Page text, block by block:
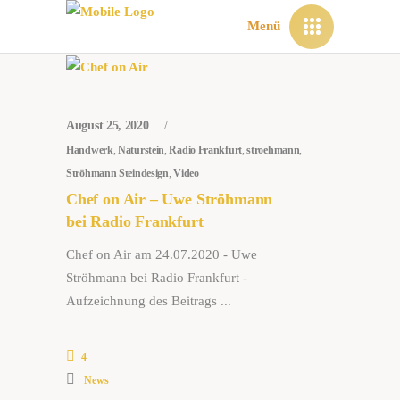
Menü
August 25, 2020
Handwerk ,Naturstein ,Radio Frankfurt,stroehmann
Ströhmann Steindesign ,Video
Chef on Air – Uwe Ströhmann
bei Radio Frankfurt
Chef on Air am 24.07.2020 - Uwe
Ströhmann bei Radio Frankfurt -
Aufzeichnung des Beitrags
4
News